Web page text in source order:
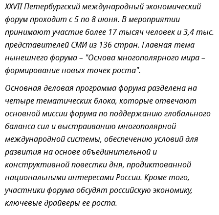
XXVII Петербургский международный экономический
форум проходит с 5 по 8 июня. В мероприятии
принимают участие более 17 тысяч человек и 3,4 тыс.
представителей СМИ из 136 стран. Главная тема
нынешнего форума – "Основа многополярного мира –
формирование новых точек роста".
Основная деловая программа форума разделена на
четыре тематических блока, которые отвечают
основной миссии форума по поддержанию глобального
баланса сил и выстраиванию многополярной
международной системы, обеспечению условий для
развития на основе объединительной и
конструктивной повестки дня, продиктованной
национальными интересами России. Кроме того,
участники форума обсудят российскую экономику,
ключевые драйверы ее роста.